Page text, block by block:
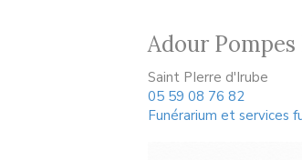
Adour Pompes
Saint PIerre d'Irube
05 59 08 76 82
Funérarium et services